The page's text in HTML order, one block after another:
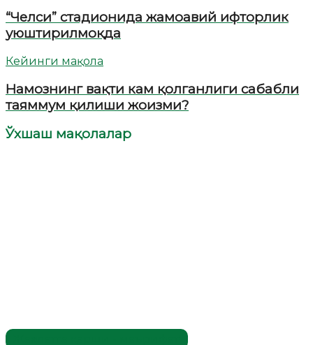
“Челси” стадионида жамоавий ифторлик
уюштирилмоқда
Кейинги мақола
Намознинг вақти кам қолганлиги сабабли
таяммум қилиши жоизми?
Ўхшаш мақолалар